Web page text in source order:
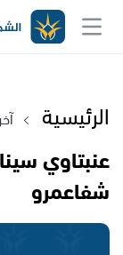
الرئيسية
عنبتاوي
شفاعمرو